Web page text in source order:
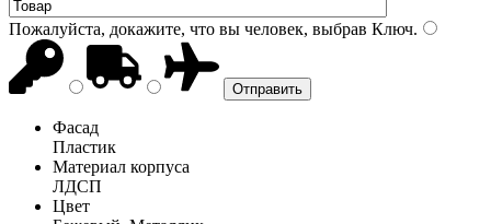
Пожалуйста, докажите, что вы человек, выбрав Ключ.
Фасад
Пластик
Материал корпуса
ЛДСП
Цвет